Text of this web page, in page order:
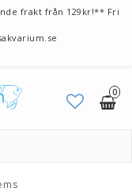
frakt från 129kr!** Fri
0